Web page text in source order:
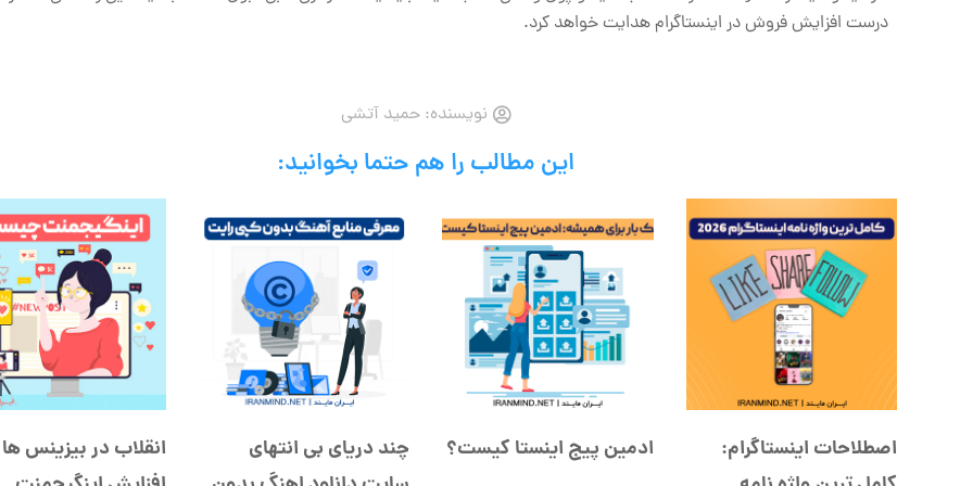
درست افزایش فروش در اینستاگرام هدایت خواهد کرد.
نویسنده: حمید آتشی
این مطالب را هم حتما بخوانید:
اصطلاحات اینستاگرام:
ادمین پیج اینستا کیست؟
چند دریای بی انتهای
انقلاب در بیزینس ها